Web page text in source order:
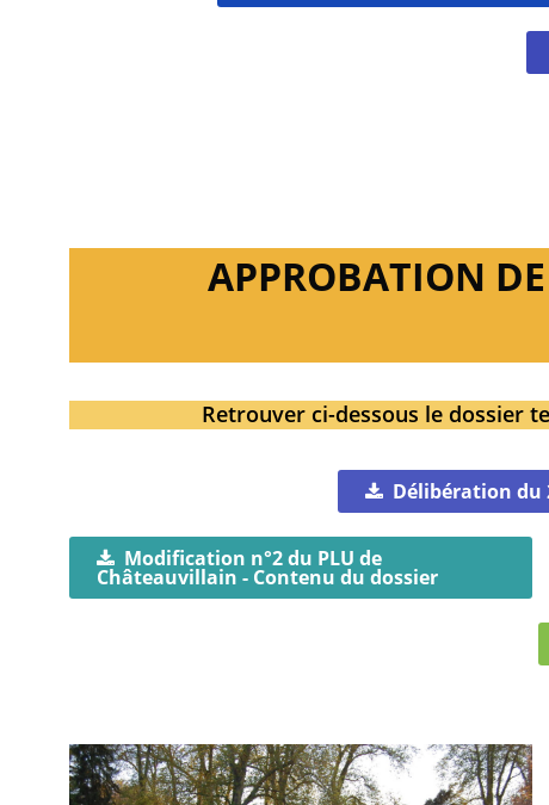
APPROBATION
Retrouver ci-dessous le dossier
Délibération du
Modification n°2 du PLU de
Châteauvillain - Contenu du dossier